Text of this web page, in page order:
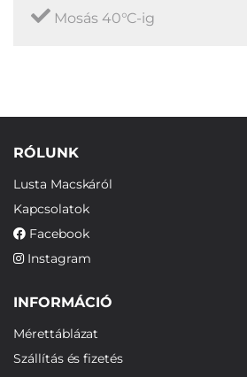
Mosás 40°C-ig
RÓLUNK
Lusta Macskáról
Kapcsolatok
Facebook
Instagram
INFORMÁCIÓ
Mérettáblázat
Szállítás és fizetés